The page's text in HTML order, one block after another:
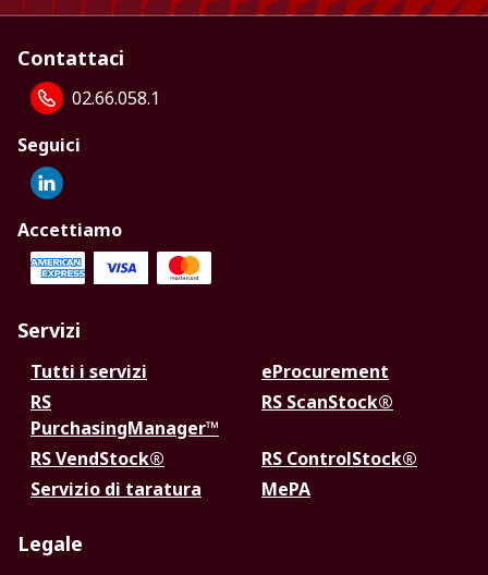
Contattaci
02.66.058.1
Seguici
Accettiamo
Servizi
Tutti i servizi
eProcurement
RS
PurchasingManager™
RS ScanStock®
RS VendStock®
RS ControlStock®
Servizio di taratura
MePA
Legale